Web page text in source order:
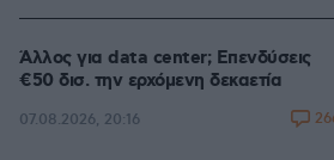
Άλλος για data center; Επενδύσεις
€50 δισ. την ερχόμενη δεκαετία
07.08.2026, 20:16